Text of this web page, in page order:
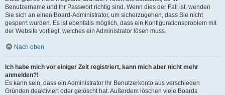
Benutzername und Ihr Passwort richtig sind. Wenn dies der Fall ist, wenden
Sie sich an einen Board-Administrator, um sicherzugehen, dass Sie nicht
gesperrt wurden. Es ist ebenfalls möglich, dass ein Konfigurationsproblem mit
der Website vorliegt, welches ein Administrator lösen muss.
Nach oben
Ich habe mich vor einiger Zeit registriert, kann mich aber nicht mehr
anmelden?!
Es kann sein, dass ein Administrator Ihr Benutzerkonto aus verschieden
Gründen deaktiviert oder gelöscht hat. Außerdem löschen viele Boards